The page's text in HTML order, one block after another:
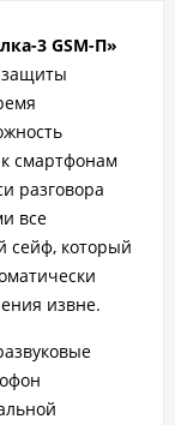
3 GSM-П»
защиты
смартфонам
разговора
все
сейф, который
извне.